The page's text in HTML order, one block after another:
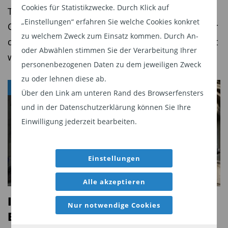
Cookies für Statistikzwecke. Durch Klick auf
„Einstellungen“ erfahren Sie welche Cookies konkret
zu welchem Zweck zum Einsatz kommen. Durch An-
oder Abwählen stimmen Sie der Verarbeitung Ihrer
personenbezogenen Daten zu dem jeweiligen Zweck
zu oder lehnen diese ab.
Über den Link am unteren Rand des Browserfensters
und in der Datenschutzerklärung können Sie Ihre
Einwilligung jederzeit bearbeiten.
Einstellungen
Alle akzeptieren
Nur notwendige Cookies
ein Volumen von über einer Milliarde Euro auf.
Es folgt derDeka-DividendenStrategiemit gut
17 Milliarden Euro. An der Performance kann die
geringere Anlegernachfrage kaum liegen. Die
großen europäischen Fonds wie der von
BlackRock liegen auf Augenhöhe mit den
Platzhirschen wie DWS und Deka.
Ausschüttungsrenditen nicht immer leicht
Leider gibt BlackRock im Factsheet nicht an, wie
hoch beim vom Andreas Zoellinger und Brian
Hall gemanagten BGF European Equity Income
die Ausschüttungsrendite ist. Anhand der letzten
Ausschüttung des Fonds dürfte sie jedoch bei
TiAM FundResearch die Hintergründe und
Chancen für Investoren. Teil 1: Warum Kupfer für
die Elektrifizierung der Welt so dringend benötigt
wird
Ich empfehle den iShares STOXX
Europe Small 200 UCITS ETF (DE)